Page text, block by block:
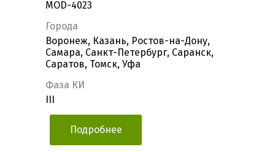
MOD-4023
Города
Воронеж, Казань, Ростов-на-Дону,
Самара, Санкт-Петербург, Саранск,
Саратов, Томск, Уфа
Фаза КИ
Подробнее